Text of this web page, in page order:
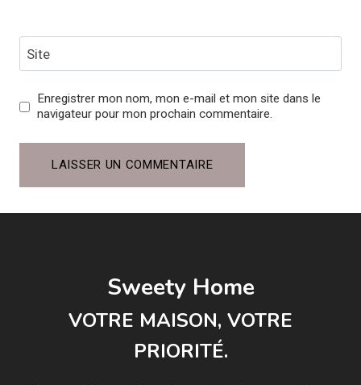
Site
Enregistrer mon nom, mon e-mail et mon site dans le
navigateur pour mon prochain commentaire.
Sweety Home
VOTRE MAISON, VOTRE
PRIORITÉ.